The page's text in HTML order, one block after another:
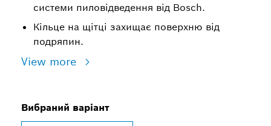
системи пиловідведення від Bosch.
Кільце на щітці захищає поверхню від
подряпин.
View more
Вибраний варіант